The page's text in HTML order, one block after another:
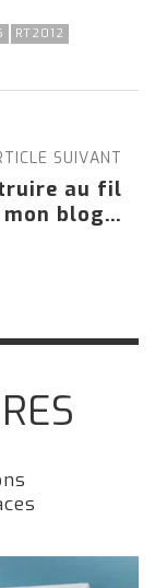
RT2012
SUIVANT
au fil
mon blog…